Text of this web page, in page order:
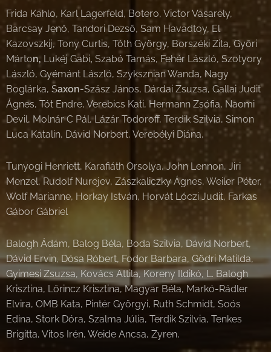
Frida Kahlo, Karl Lagerfeld, Botero, Victor Vasarely,
Barcsay Jenő, Tandori Dezső, Sam Havadtoy, El
Kazovszkij, Tony Curtis, Tóth György, Borszéki Zita, Győri
Márton, Lukéj Gabi, Szabó Tamás, Fehér László, Szotyory
László, Gyémánt László, Szyksznian Wanda, Nagy
Boglárka, Saxon-Szász János, Dárdai Zsuzsa, Gallai Judit
Ágnes, Tót Endre, Verebics Kati, Hermann Zsófia, Naomi
Devil, Molnár C Pál, Lázár Todoroff, Terdik Szilvia, Simon
Luca Katalin, Dávid Norbert, Verebélyi Diána,
Tunyogi Henriett, Karafiáth Orsolya, John Lennon, Jiri
Menzel, Rudolf Nurejev, Zászkaliczky Ágnes, Weiler Péter,
Wolf Marianne, Horkay István, Horvát Lóczi Judit, Farkas
Gábor Gábriel
Balogh Ádám, Balog Béla, Boda Szilvia, Dávid Norbert,
Dávid Ervin, Dósa Róbert, Fodor Barbara, Gödri Matilda,
Gyimesi Zsuzsa, Kovács Attila, Koreny Ildikó, L. Balogh
Krisztina, Lőrincz Krisztina, Magyar Béla, Markó-Rádler
Elvira, OMB Kata, Pintér Györgyi, Ruth Schmidt, Soós
Edina, Stork Dóra, Szalma Júlia, Terdik Szilvia, Tenkes
Brigitta, Vitos Irén, Weide Ancsa, Zyren,